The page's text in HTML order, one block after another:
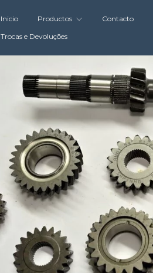
Inicio Productos Contacto
Trocas e Devoluções